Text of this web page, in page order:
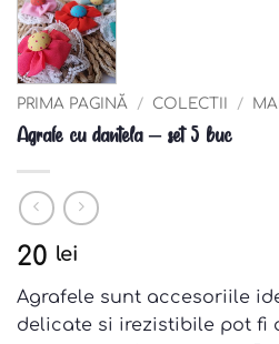
PRIMA PAGINĂ / COLECTII /
Agrafe cu dantela – set 5 buc
20 lei
Agrafele sunt accesoriile
delicate si irezistibile pot fi